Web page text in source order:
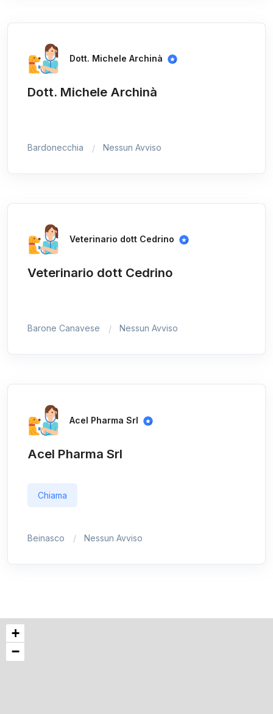
Dott. Michele Archinà
Dott. Michele Archinà
Bardonecchia Nessun Avviso
Veterinario dott Cedrino
Veterinario dott Cedrino
Barone Canavese Nessun Avviso
Acel Pharma Srl
Acel Pharma Srl
Chiama
Beinasco Nessun Avviso
+
−